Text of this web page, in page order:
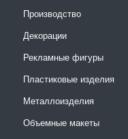
Производство
Декорации
Рекламные фигуры
Пластиковые изделия
Металлоизделия
Объемные макеты